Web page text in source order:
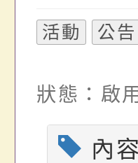
請，
祝活
位協
關（
名參
員退
算器
亦可利
活動 公告
狀態：啟
內